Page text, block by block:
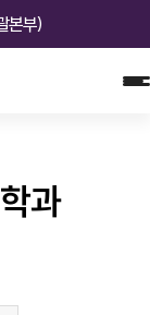
본부)
과